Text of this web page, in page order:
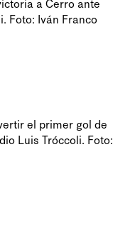
a Cerro ante
Foto: Iván Franco
el primer gol de
Luis Tróccoli. Foto: